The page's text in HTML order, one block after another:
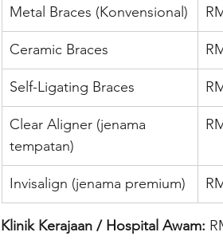
Metal Braces (Konvensional)
Ceramic Braces
Self-Ligating Braces
Clear Aligner (jenama
tempatan)
Invisalign (jenama premium)
Klinik Kerajaan / Hospital Awam: